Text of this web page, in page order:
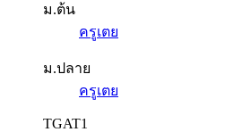
ม.ต้น
ครูเตย
ม.ปลาย
ครูเตย
TGAT1